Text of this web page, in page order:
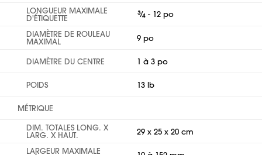
LONGUEUR MAXIMALE
D'ÉTIQUETTE
3⁄4 - 12 po
DIAMÈTRE DE ROULEAU
MAXIMAL 9 po
DIAMÈTRE DU CENTRE 1 à 3 po
POIDS 13 lb
MÉTRIQUE
DIM. TOTALES LONG. X
LARG. X HAUT.
29 x 25 x 20 cm
LARGEUR MAXIMALE